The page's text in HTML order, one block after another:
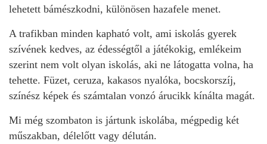
lehetett bámészkodni, különösen hazafele menet.
A trafikban minden kapható volt, ami iskolás gyerek
szívének kedves, az édességtől a játékokig, emlékeim
szerint nem volt olyan iskolás, aki ne látogatta volna, ha
tehette. Füzet, ceruza, kakasos nyalóka, bocskorszíj,
színész képek és számtalan vonzó árucikk kínálta magát.
Mi még szombaton is jártunk iskolába, mégpedig két
műszakban, délelőtt vagy délután.